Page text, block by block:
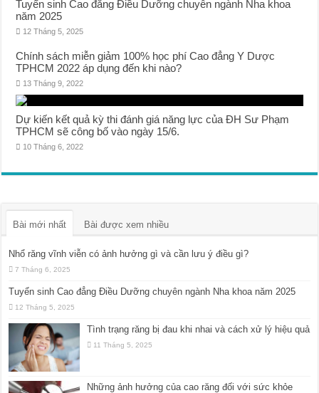
Tuyển sinh Cao đẳng Điều Dưỡng chuyên ngành Nha khoa
năm 2025
12 Tháng 5, 2025
Chính sách miễn giảm 100% học phí Cao đẳng Y Dược
TPHCM 2022 áp dụng đến khi nào?
13 Tháng 9, 2022
Dự kiến kết quả kỳ thi đánh giá năng lực của ĐH Sư Phạm
TPHCM sẽ công bố vào ngày 15/6.
10 Tháng 6, 2022
Bài mới nhất Bài được xem nhiều
Nhổ răng vĩnh viễn có ảnh hưởng gì và cần lưu ý điều gì?
7 Tháng 6, 2025
Tuyển sinh Cao đẳng Điều Dưỡng chuyên ngành Nha khoa năm 2025
12 Tháng 5, 2025
Tình trạng răng bị đau khi nhai và cách xử lý hiệu quả
11 Tháng 5, 2025
Những ảnh hưởng của cao răng đối với sức khỏe